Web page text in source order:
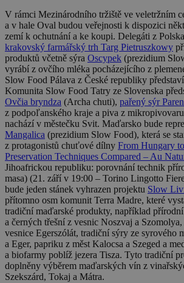
V rámci Mezinárodního tržiště ve veletržním
a v hale Oval budou veřejnosti k dispozici
zemí k ochutnání a ke koupi. Delegáti z
krakovský farmářský trh Targ Pietruszkowy
produktů včetně sýra Oscypek (prezidium
vyrábí z ovčího mléka pocházejícího z
Slow Food Pálava z České republiky
Komunita Slow Food Tatry ze Slovenska
Ovčia bryndza (Archa chuti), pařený sýr
z podpoľanského kraje a piva z
nachází v městečku Svit. Maďarsko bude
Mangalica (prezidium Slow Food), která se
z protagonistů chuťové dílny From Hungary
Preservation Techniques Compared – Au
Jihoafrickou republiku: porovnání technik
masa) (21. září v 19:00 – Torino Lingotto
bude jeden stánek vyhrazen projektu Slow
přítomno osm komunit Terra Madre, které
tradiční maďarské produkty, například přírodní
a černých třešní z vesnic Noszvaj a
vesnice Egerszólát, tradiční sýry ze syrového
a Eger, papriku z měst Kalocsa a Szeged a
a biofarmy poblíž jezera Tisza. Tyto tradiční
doplněny výběrem maďarských vín z
Szekszárd, Tokaj a Mátra.